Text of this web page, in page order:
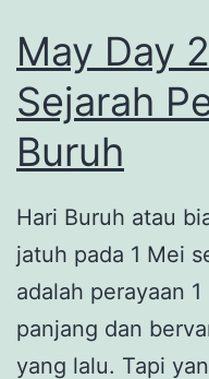
May Day
Sejarah
Buruh
Hari Buruh atau
jatuh pada 1 Mei
adalah perayaan
panjang dan
yang lalu. Tapi